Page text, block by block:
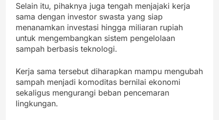
Selain itu, pihaknya juga tengah menjajaki kerja
sama dengan investor swasta yang siap
menanamkan investasi hingga miliaran rupiah
untuk mengembangkan sistem pengelolaan
sampah berbasis teknologi.
Kerja sama tersebut diharapkan mampu mengubah
sampah menjadi komoditas bernilai ekonomi
sekaligus mengurangi beban pencemaran
lingkungan.